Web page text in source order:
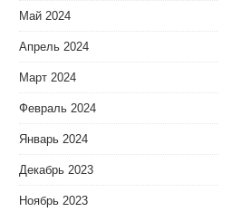
Май 2024
Апрель 2024
Март 2024
Февраль 2024
Январь 2024
Декабрь 2023
Ноябрь 2023